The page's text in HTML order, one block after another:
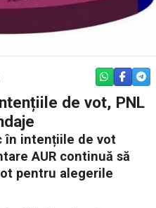
WHATSAPP
de vot, PNL
în intențiile de vot
AUR continuă să
pentru alegerile